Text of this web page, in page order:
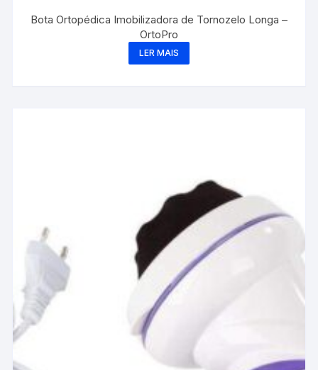
Bota Ortopédica Imobilizadora de Tornozelo Longa –
OrtoPro
LER MAIS